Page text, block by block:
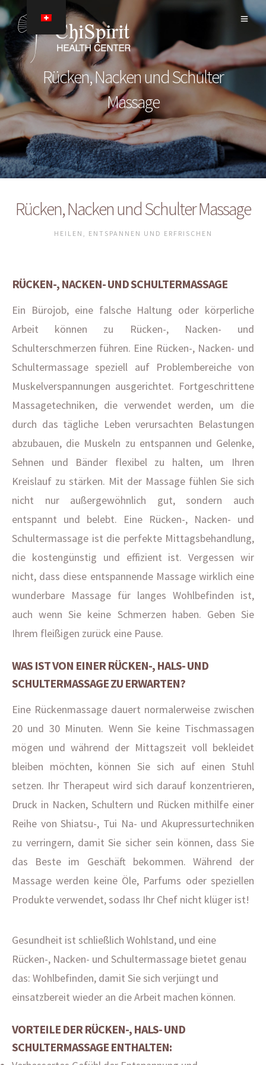
Rücken, Nacken und Schulter
Massage
Rücken, Nacken und Schulter Massage
HEILEN, ENTSPANNEN UND ERFRISCHEN
RÜCKEN-, NACKEN- UND SCHULTERMASSAGE
Ein Bürojob, eine falsche Haltung oder körperliche
Arbeit können zu Rücken-, Nacken- und
Schulterschmerzen führen. Eine Rücken-, Nacken- und
Schultermassage speziell auf Problembereiche von
Muskelverspannungen ausgerichtet. Fortgeschrittene
Massagetechniken, die verwendet werden, um die
durch das tägliche Leben verursachten Belastungen
abzubauen, die Muskeln zu entspannen und Gelenke,
Sehnen und Bänder flexibel zu halten, um Ihren
Kreislauf zu stärken. Mit der Massage fühlen Sie sich
nicht nur außergewöhnlich gut, sondern auch
entspannt und belebt. Eine Rücken-, Nacken- und
Schultermassage ist die perfekte Mittagsbehandlung,
die kostengünstig und effizient ist. Vergessen wir
nicht, dass diese entspannende Massage wirklich eine
wunderbare Massage für langes Wohlbefinden ist,
auch wenn Sie keine Schmerzen haben. Geben Sie
Ihrem fleißigen zurück eine Pause.
WAS IST VON EINER RÜCKEN-, HALS- UND
SCHULTERMASSAGE ZU ERWARTEN?
Eine Rückenmassage dauert normalerweise zwischen
20 und 30 Minuten. Wenn Sie keine Tischmassagen
mögen und während der Mittagszeit voll bekleidet
bleiben möchten, können Sie sich auf einen Stuhl
setzen. Ihr Therapeut wird sich darauf konzentrieren,
Druck in Nacken, Schultern und Rücken mithilfe einer
Reihe von Shiatsu-, Tui Na- und Akupressurtechniken
zu verringern, damit Sie sicher sein können, dass Sie
das Beste im Geschäft bekommen. Während der
Massage werden keine Öle, Parfums oder speziellen
Produkte verwendet, sodass Ihr Chef nicht klüger ist!
Gesundheit ist schließlich Wohlstand, und eine
Rücken-, Nacken- und Schultermassage bietet genau
das: Wohlbefinden, damit Sie sich verjüngt und
einsatzbereit wieder an die Arbeit machen können.
VORTEILE DER RÜCKEN-, HALS- UND
SCHULTERMASSAGE ENTHALTEN: